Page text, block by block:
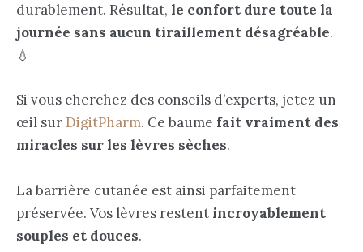
durablement. Résultat, le confort dure toute la
journée sans aucun tiraillement désagréable.
💧
Si vous cherchez des conseils d’experts, jetez un
œil sur DigitPharm. Ce baume fait vraiment des
miracles sur les lèvres sèches.
La barrière cutanée est ainsi parfaitement
préservée. Vos lèvres restent incroyablement
souples et douces.